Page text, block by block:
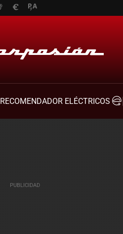
RECOMENDADOR ELÉCTRICOS